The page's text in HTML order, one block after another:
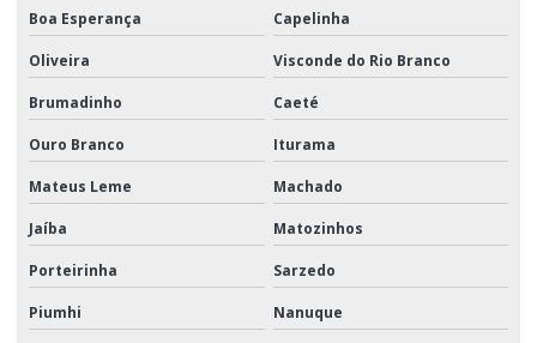
Boa Esperança Capelinha
Oliveira Visconde do Rio Branco
Brumadinho Caeté
Ouro Branco Iturama
Mateus Leme Machado
Jaíba Matozinhos
Porteirinha Sarzedo
Piumhi Nanuque